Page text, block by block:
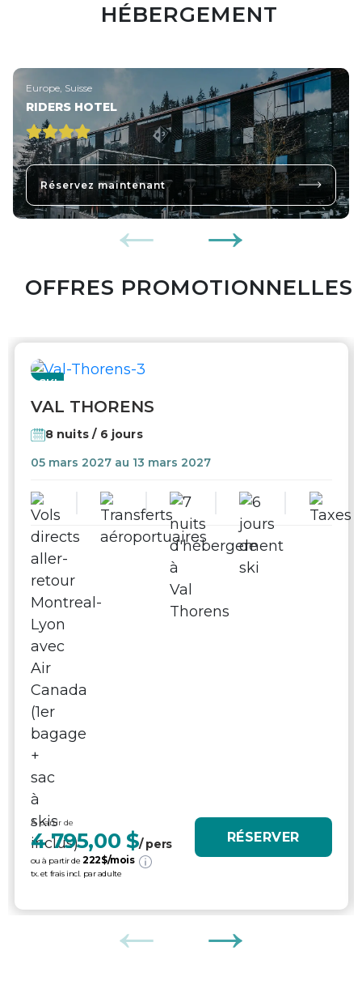
HÉBERGEMENT
Europe, Suisse
RIDERS HOTEL
Réservez maintenant
OFFRES PROMOTIONNELLES
SKI
VAL THORENS
8 nuits / 6 jours
05 mars 2027 au 13 mars 2027
À partir de
4 795,00 $/ pers
ou à partir de222$/mois
tx. et frais incl. par adulte
RÉSERVER